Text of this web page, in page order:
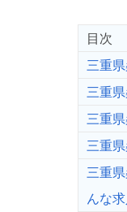
目次
三重
三重
三重
三重
三重
んな